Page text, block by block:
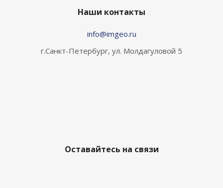
Наши контакты
info@imgeo.ru
г.Санкт-Петербург, ул. Молдагуловой 5
Оставайтесь на связи